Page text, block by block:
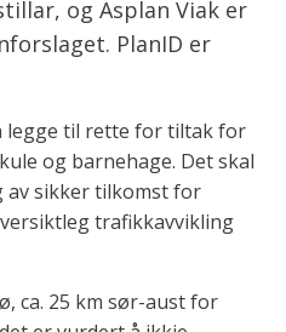
og Asplan Viak er
PlanID er
legge til rette for tiltak for
og barnehage. Det skal
av sikker tilkomst for
trafikkavvikling
ca. 25 km sør-aust for